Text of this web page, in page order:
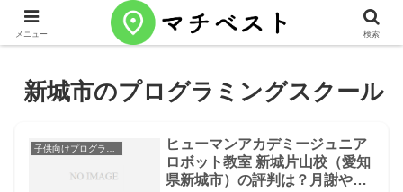
新城市のプログラミングスクール
ヒューマンアカデミージュニア
ロボット教室 新城片山校（愛知
県新城市）の評判は？月謝やカ
メニュー 検索